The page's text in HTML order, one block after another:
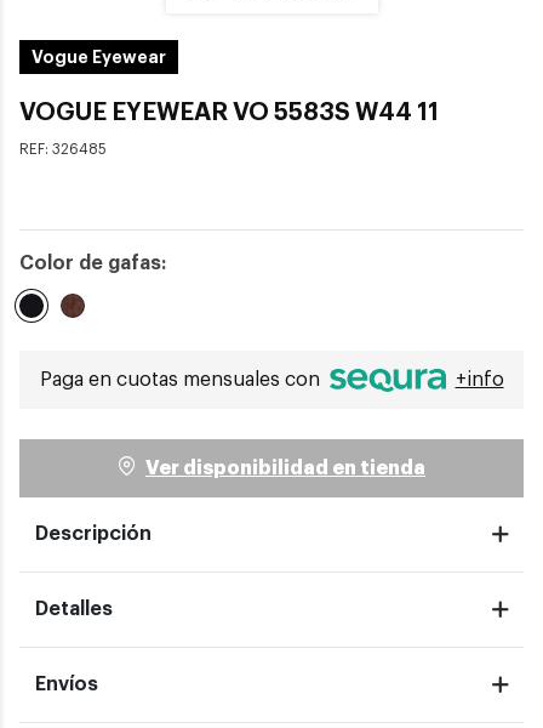
Vogue Eyewear
VOGUE EYEWEAR VO 5583S W44 11
REF: 326485
Color de gafas:
Paga en cuotas mensuales con +info
Ver disponibilidad en tienda
Descripción
Detalles
Envíos